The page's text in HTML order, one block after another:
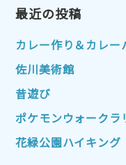
2023年1月
2022年10月
2022年7月
2022年4月
2022年1月
2021年10月 2021
最近の投稿
カレー作り＆カレー
佐川美術館
昔遊び
ポケモンウォークラ
花緑公園ハイキング